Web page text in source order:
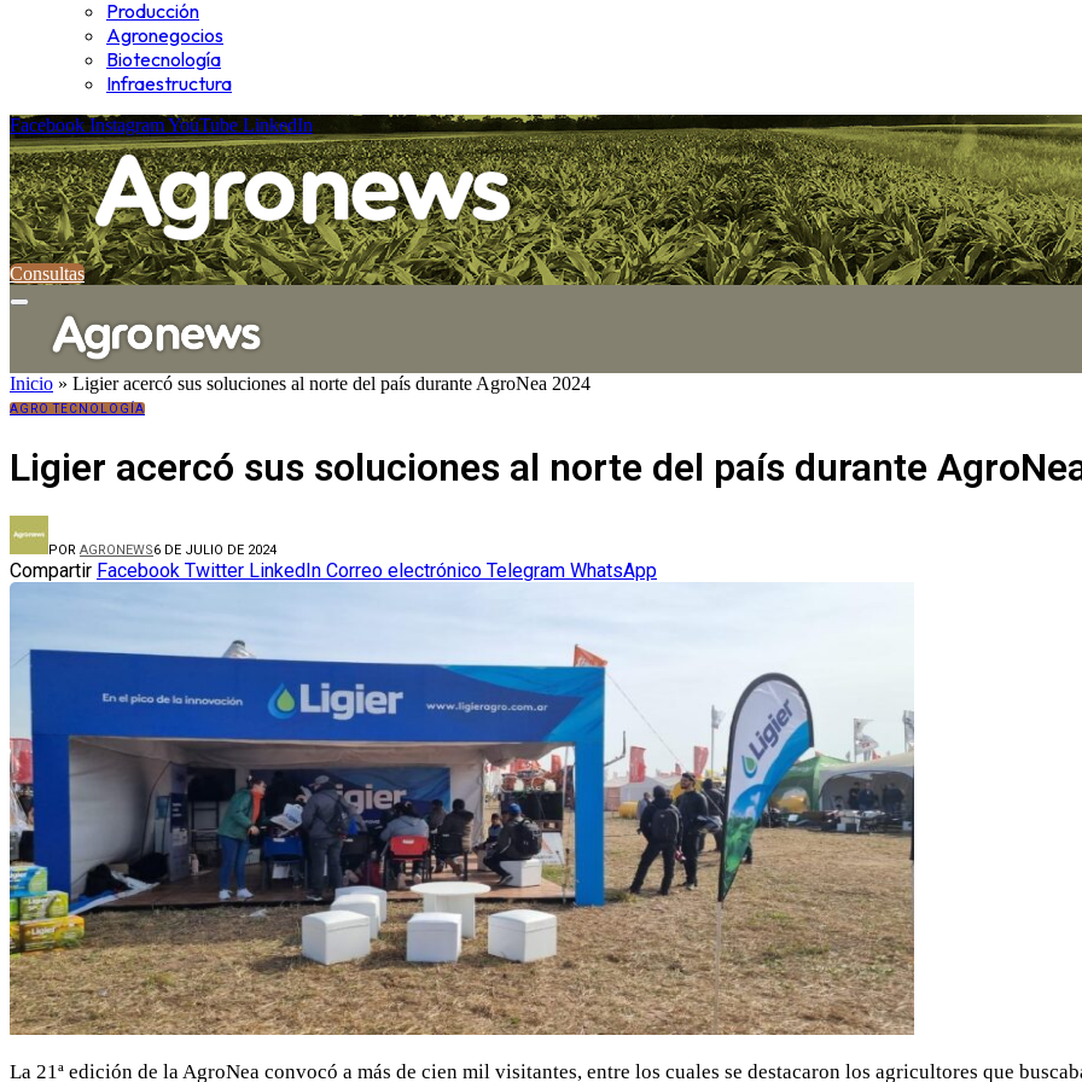
Producción
Agronegocios
Biotecnología
Infraestructura
Facebook InstagramYouTube LinkedIn
Consultas
Inicio » Ligier acercó sus soluciones al norte del país durante AgroNea 2024
AGRO TECNOLOGÍA
Ligier acercó sus soluciones al norte del país durante
POR AGRONEWS6 DE JULIO DE 2024
Compartir Facebook Twitter LinkedIn Correo electrónico Telegram WhatsApp
La 21ª edición de la AgroNea convocó a más de cien mil visitantes, entre los cuales se destacaron los agricultores que